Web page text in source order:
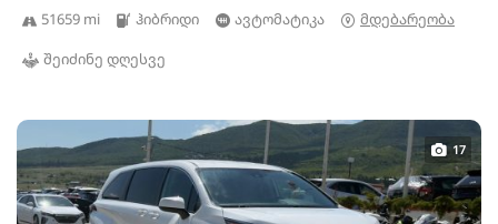
51659 mi ჰიბრიდი ავტომატიკა
მდებარეობა
შეიძინე დღესვე
17